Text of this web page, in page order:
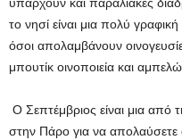
υπάρχουν και παραλιακές
το νησί είναι μια πολύ
όσοι απολαμβάνουν
μπουτίκ οινοποιεία και
Ο Σεπτέμβριος είναι μια από
στην Πάρο για να απολαύσετε